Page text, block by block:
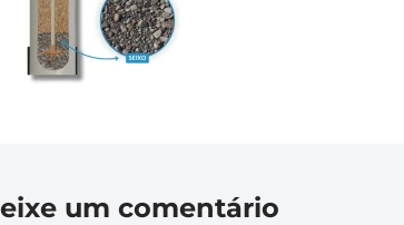
um comentário